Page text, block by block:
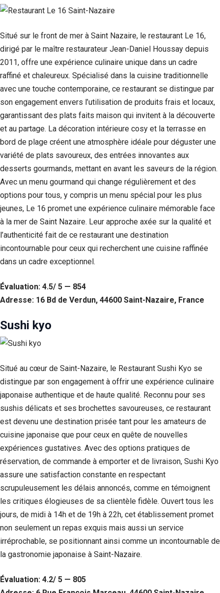
Situé sur le front de mer à Saint Nazaire, le restaurant Le 16,
dirigé par le maître restaurateur Jean-Daniel Houssay depuis
2011, offre une expérience culinaire unique dans un cadre
raffiné et chaleureux. Spécialisé dans la cuisine traditionnelle
avec une touche contemporaine, ce restaurant se distingue par
son engagement envers l’utilisation de produits frais et locaux,
garantissant des plats faits maison qui invitent à la découverte
et au partage. La décoration intérieure cosy et la terrasse en
bord de plage créent une atmosphère idéale pour déguster une
variété de plats savoureux, des entrées innovantes aux
desserts gourmands, mettant en avant les saveurs de la région.
Avec un menu gourmand qui change régulièrement et des
options pour tous, y compris un menu spécial pour les plus
jeunes, Le 16 promet une expérience culinaire mémorable face
à la mer de Saint Nazaire. Leur approche axée sur la qualité et
l’authenticité fait de ce restaurant une destination
incontournable pour ceux qui recherchent une cuisine raffinée
dans un cadre exceptionnel.
Évaluation: 4.5/ 5 — 854
Adresse: 16 Bd de Verdun, 44600 Saint-Nazaire, France
Sushi kyo
Situé au cœur de Saint-Nazaire, le Restaurant Sushi Kyo se
distingue par son engagement à offrir une expérience culinaire
japonaise authentique et de haute qualité. Reconnu pour ses
sushis délicats et ses brochettes savoureuses, ce restaurant
est devenu une destination prisée tant pour les amateurs de
cuisine japonaise que pour ceux en quête de nouvelles
expériences gustatives. Avec des options pratiques de
réservation, de commande à emporter et de livraison, Sushi Kyo
assure une satisfaction constante en respectant
scrupuleusement les délais annoncés, comme en témoignent
les critiques élogieuses de sa clientèle fidèle. Ouvert tous les
jours, de midi à 14h et de 19h à 22h, cet établissement promet
non seulement un repas exquis mais aussi un service
irréprochable, se positionnant ainsi comme un incontournable de
la gastronomie japonaise à Saint-Nazaire.
Évaluation: 4.2/ 5 — 805